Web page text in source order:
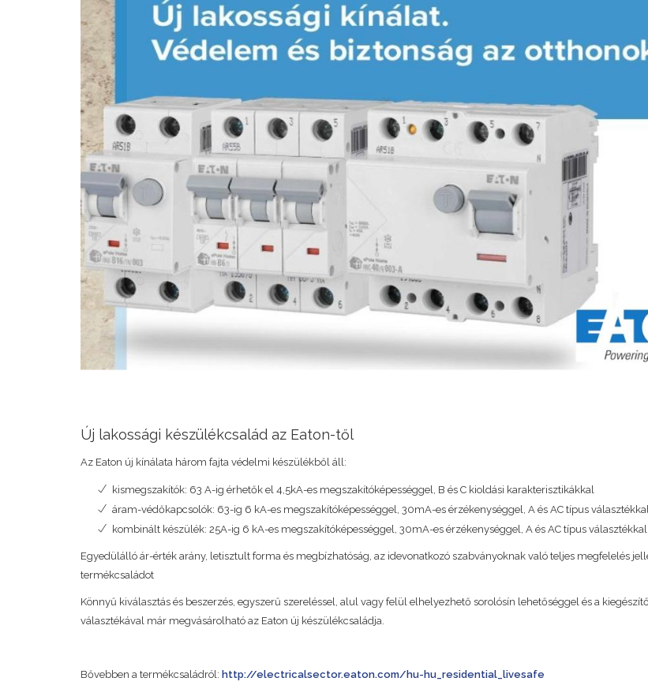
Új lakossági készülékcsalád az Eaton-től
Az Eaton új kínálata három fajta védelmi készülékből áll:
kismegszakítók: 63 A-ig érhetők el 4,5kA-es megszakítóképességgel, B és C kioldási karakterisztikákkal
áram-védőkapcsolók: 63-ig 6 kA-es megszakítóképességgel, 30mA-es érzékenységgel, A és AC típus választékkal
kombinált készülék: 25A-ig 6 kA-es megszakítóképességgel, 30mA-es érzékenységgel, A és AC típus választékkal
Egyedülálló ár-érték arány, letisztult forma és megbízhatóság, az idevonatkozó szabványoknak való teljes megfelelés
termékcsaládot
Könnyű kiválasztás és beszerzés, egyszerű szereléssel, alul vagy felül elhelyezhető sorolósín lehetőséggel és a
választékával már megvásárolható az Eaton új készülékcsaládja.
Bővebben a termékcsaládról: http://electricalsector.eaton.com/hu-hu_residential_livesafe
Megbízható,
szakmai